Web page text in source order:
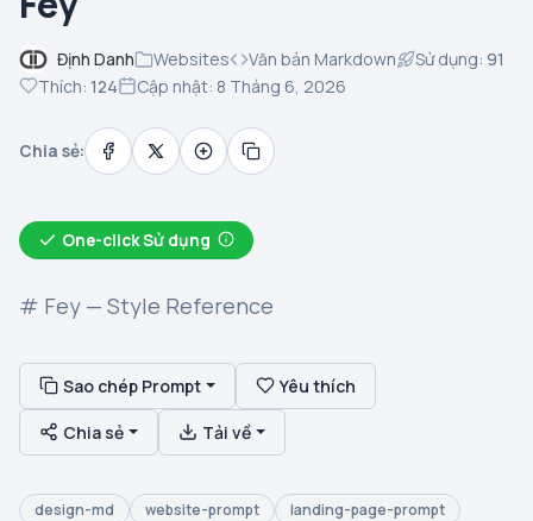
Định Danh Websites Văn bản Markdown Sử dụng: 91
Thích: 124 Cập nhật: 8 Tháng 6, 2026
Chia sẻ:
One-click Sử dụng
# Fey — Style Reference
Sao chép Prompt Yêu thích
Chia sẻ Tải về
design-md website-prompt
landing-page-prompt